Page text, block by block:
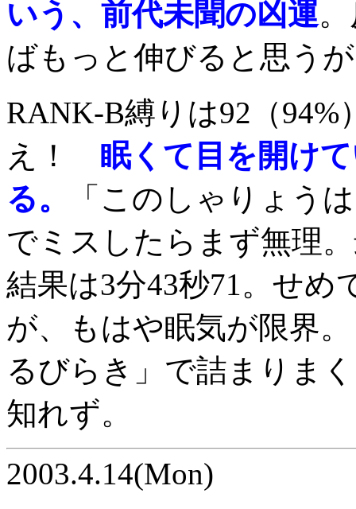
いう、前代未聞の凶運
ばもっと伸びると思う
RANK-B縛りは92（
え！ 眠くて目を開け
る。
「このしゃりょう
でミスしたらまず無理
結果は3分43秒71。せめ
が、もはや眠気が限界
るびらき」で詰まりま
知れず。
2003.4.14(Mon)